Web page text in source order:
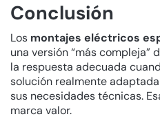
Conclusión
Los montajes eléctricos
una versión “más compleja”
la respuesta adecuada
solución realmente
sus necesidades técnicas.
marca valor.